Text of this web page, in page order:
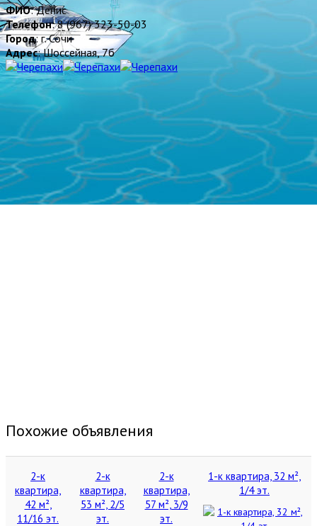
ФИО: Денис
Телефон: 8 (967) 323-50-03
Город: г. Сочи
Адрес: Шоссейная, 7б
Похожие объявления
2-к
квартира,
42 м²,
11/16 эт.
2-к
квартира,
53 м², 2/5
эт.
2-к
квартира,
57 м², 3/9
эт.
1-к квартира, 32 м²,
1/4 эт.